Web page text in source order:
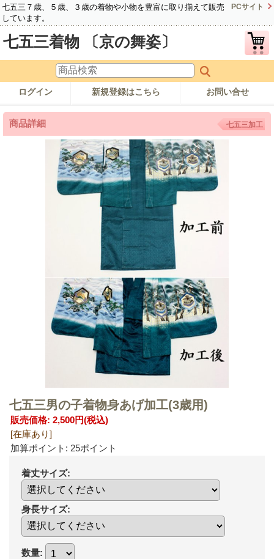
七五三７歳、５歳、３歳の着物や小物を豊富に取り揃えて販売
しています。
PCサイト
七五三着物 〔京の舞姿〕
ログイン 新規登録はこちら お問い合せ
商品詳細 七五三加工
七五三男の子着物身あげ加工(3歳用)
販売価格: 2,500円(税込)
[在庫あり]
加算ポイント: 25ポイント
着丈サイズ:
身長サイズ:
数量: